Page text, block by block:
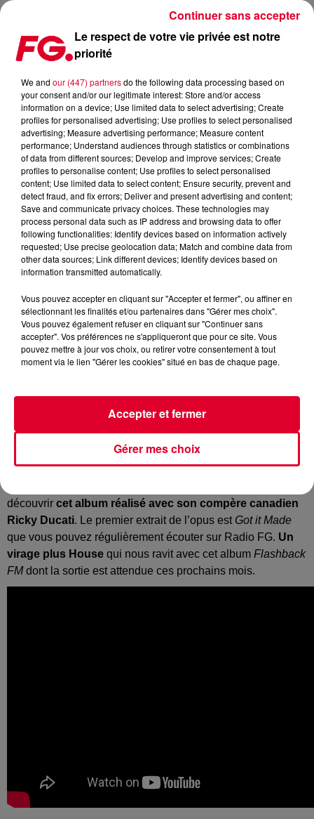
MOME : L’ALBUM FLASHBACK FM EST FINI !
Publié : 7 septembre 2020 à 6h21 par Antony Harari
C’est via les reseaux sociaux que le producteur français
accompagnée du message :"ALBUM IS DONE. SOON."
ALBUM is DONE. SOON.#flashbackfm
— Møme (@momeofficial)September 3, 2020
découvrir cet album réalisé avec son compère canadien
Ricky Ducati. Le premier extrait de l’opus est Got it Made
que vous pouvez régulièrement écouter sur Radio FG. Un
virage plus House qui nous ravit avec cet album Flashback
FMdont la sortie est attendue ces prochains mois.
Le respect de votre vie privée est notre
priorité
We and our (447) partnersdo the following data processing based on
your consent and/or our legitimate interest: Store and/or access
information on a device; Use limited data to select advertising; Create
profiles for personalised advertising; Use profiles to select personalised
advertising; Measure advertising performance; Measure content
performance; Understand audiences through statistics or combinations
of data from different sources; Develop and improve services; Create
profiles to personalise content; Use profiles to select personalised
content; Use limited data to select content; Ensure security, prevent and
detect fraud, and fix errors; Deliver and present advertising and content;
Save and communicate privacy choices. These technologies may
process personal data such as IP address and browsing data to offer
following functionalities: Identify devices based on information actively
requested; Use precise geolocation data; Match and combine data from
other data sources; Link different devices; Identify devices based on
information transmitted automatically.
Vous pouvez accepter en cliquant sur "Accepter et fermer", ou affiner en
sélectionnant les finalités et/ou partenaires dans "Gérer mes choix".
Vous pouvez également refuser en cliquant sur "Continuer sans
accepter". Vos préférences ne s'appliqueront que pour ce site. Vous
pouvez mettre à jour vos choix, ou retirer votre consentement à tout
moment via le lien "Gérer les cookies" situé en bas de chaque page.
Gérer mes choix
Accepter et fermer
Continuer sans accepter